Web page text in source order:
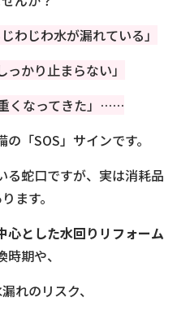
わじわ水が漏れている」
っかり止まらない」
くなってきた」……
「SOS」サインです。
る蛇口ですが、実は消耗品
ます。
心とした水回りリフォーム
期や、
れのリスク、